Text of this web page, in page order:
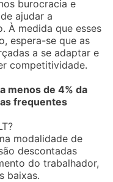
burocracia e
ajudar a
À medida que esses
espera-se que as
a se adaptar e
competitividade.
menos de 4% da
frequentes
modalidade de
descontadas
do trabalhador,
baixas.